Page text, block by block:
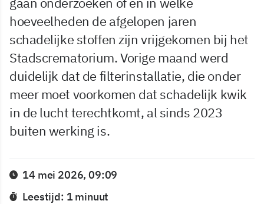
hoeveelheden de afgelopen jaren
schadelijke stoffen zijn vrijgekomen bij het
Stadscrematorium. Vorige maand werd
duidelijk dat de filterinstallatie, die onder
meer moet voorkomen dat schadelijk kwik
in de lucht terechtkomt, al sinds 2023
buiten werking is.
14 mei 2026, 09:09
Leestijd: 1 minuut